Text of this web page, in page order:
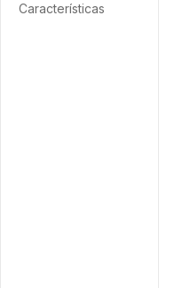
Características